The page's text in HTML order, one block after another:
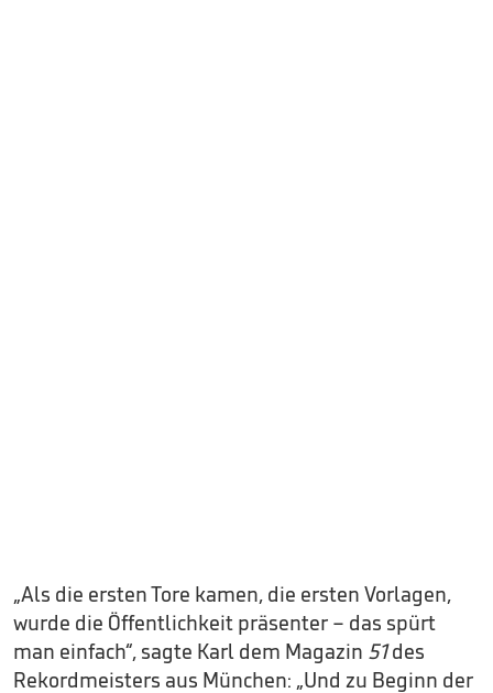
„Als die ersten Tore kamen, die ersten Vorlagen,
wurde die Öffentlichkeit präsenter – das spürt
man einfach“, sagte Karl dem Magazin 51des
Rekordmeisters aus München: „Und zu Beginn der